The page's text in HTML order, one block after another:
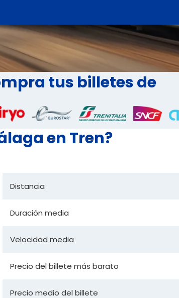
tus billetes de
en Tren?
Distancia
Duración media
Velocidad media
Precio del billete más barato
Precio medio del billete